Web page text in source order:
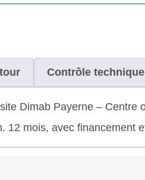
Contrôle technique
Dimab Payerne – Centre
12 mois, avec financement